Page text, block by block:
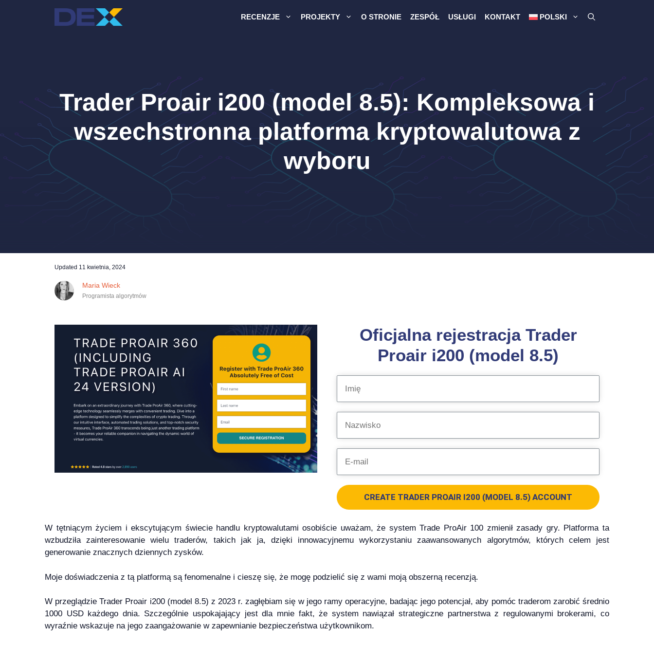
RECENZJE PROJEKTY O STRONIE ZESPÓŁ USŁUGI KONTAKT POLSKI
Trader Proair i200 (model 8.5): Kompleksowa i
wszechstronna platforma kryptowalutowa z
wyboru
Updated 11 kwietnia, 2024
Maria Wieck
Programista algorytmów
Oficjalna rejestracja Trader
Proair i200 (model 8.5)
CREATE TRADER PROAIR I200 (MODEL 8.5) ACCOUNT
W tętniącym życiem i ekscytującym świecie handlu kryptowalutami osobiście uważam, że system Trade ProAir 100 zmienił zasady gry. Platforma ta
wzbudziła zainteresowanie wielu traderów, takich jak ja, dzięki innowacyjnemu wykorzystaniu zaawansowanych algorytmów, których celem jest
generowanie znacznych dziennych zysków.
Moje doświadczenia z tą platformą są fenomenalne i cieszę się, że mogę podzielić się z wami moją obszerną recenzją.
W przeglądzie Trader Proair i200 (model 8.5) z 2023 r. zagłębiam się w jego ramy operacyjne, badając jego potencjał, aby pomóc traderom zarobić średnio
1000 USD każdego dnia. Szczególnie uspokajający jest dla mnie fakt, że system nawiązał strategiczne partnerstwa z regulowanymi brokerami, co
wyraźnie wskazuje na jego zaangażowanie w zapewnianie bezpieczeństwa użytkownikom.